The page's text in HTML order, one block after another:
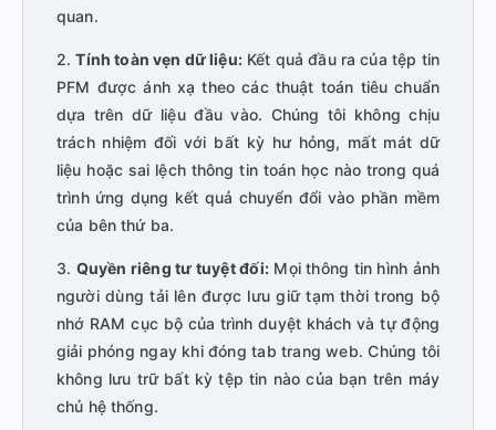
quan.
2.Tính toàn vẹn dữ liệu:Kết quả đầu ra của tệp tin
PFM được ánh xạ theo các thuật toán tiêu chuẩn
dựa trên dữ liệu đầu vào. Chúng tôi không chịu
trách nhiệm đối với bất kỳ hư hỏng, mất mát dữ
liệu hoặc sai lệch thông tin toán học nào trong quá
trình ứng dụng kết quả chuyển đổi vào phần mềm
của bên thứ ba.
3. Quyền riêng tư tuyệt đối:Mọi thông tin hình ảnh
người dùng tải lên được lưu giữ tạm thời trong bộ
nhớ RAM cục bộ của trình duyệt khách và tự động
giải phóng ngay khi đóng tab trang web. Chúng tôi
không lưu trữ bất kỳ tệp tin nào của bạn trên máy
chủ hệ thống.